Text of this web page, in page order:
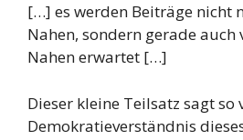
[…] es werden Beiträge nicht
Nahen, sondern gerade auch
Nahen erwartet […]
Dieser kleine Teilsatz sagt so
Demokratieverständnis